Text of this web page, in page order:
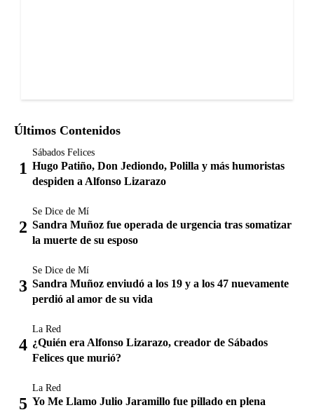
Últimos Contenidos
Sábados Felices
Hugo Patiño, Don Jediondo, Polilla y más humoristas
despiden a Alfonso Lizarazo
Se Dice de Mí
Sandra Muñoz fue operada de urgencia tras somatizar
la muerte de su esposo
Se Dice de Mí
Sandra Muñoz enviudó a los 19 y a los 47 nuevamente
perdió al amor de su vida
La Red
¿Quién era Alfonso Lizarazo, creador de Sábados
Felices que murió?
La Red
Yo Me Llamo Julio Jaramillo fue pillado en plena